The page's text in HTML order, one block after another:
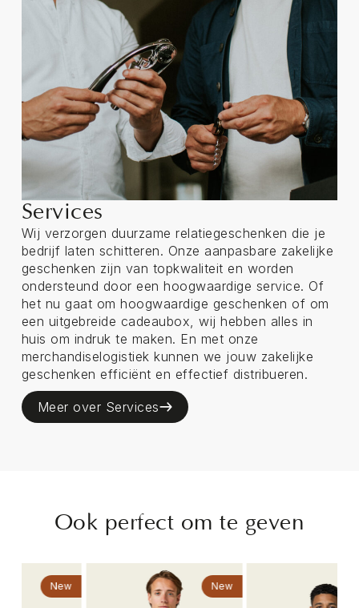
Services
Wij verzorgen duurzame relatiegeschenken die je
bedrijf laten schitteren. Onze aanpasbare zakelijke
geschenken zijn van topkwaliteit en worden
ondersteund door een hoogwaardige service. Of
het nu gaat om hoogwaardige geschenken of om
een uitgebreide cadeaubox, wij hebben alles in
huis om indruk te maken. En met onze
merchandiselogistiek kunnen we jouw zakelijke
geschenken efficiënt en effectief distribueren.
Meer over Services
Ook perfect om te geven
New